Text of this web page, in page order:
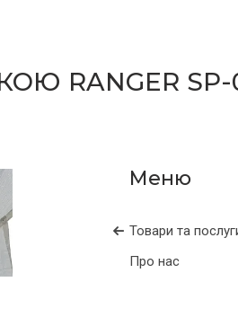
RANGER SP-
Товари та
Про нас